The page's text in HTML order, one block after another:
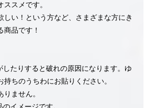
スメです。
しい！という方など、さまざまな方にき
商品です！
たりすると破れの原因になります。ゆ
ちのうちわにお貼りください。
ません。